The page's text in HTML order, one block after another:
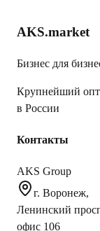
AKS.market
Бизнес для
Крупнейший
в России
Контакты
AKS Group
г. Воронеж,
Ленинский
офис 106